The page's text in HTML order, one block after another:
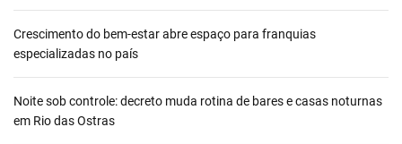
Crescimento do bem-estar abre espaço para franquias
especializadas no país
Noite sob controle: decreto muda rotina de bares e casas noturnas
em Rio das Ostras